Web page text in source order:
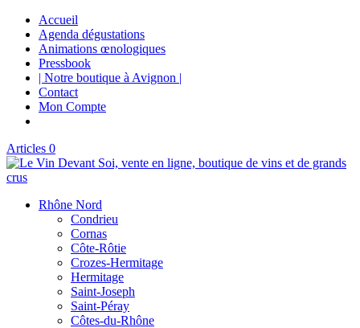
Accueil
Agenda dégustations
Animations œnologiques
Pressbook
| Notre boutique à Avignon |
Contact
Mon Compte
Articles 0
Rhône Nord
Condrieu
Cornas
Côte-Rôtie
Crozes-Hermitage
Hermitage
Saint-Joseph
Saint-Péray
Côtes-du-Rhône